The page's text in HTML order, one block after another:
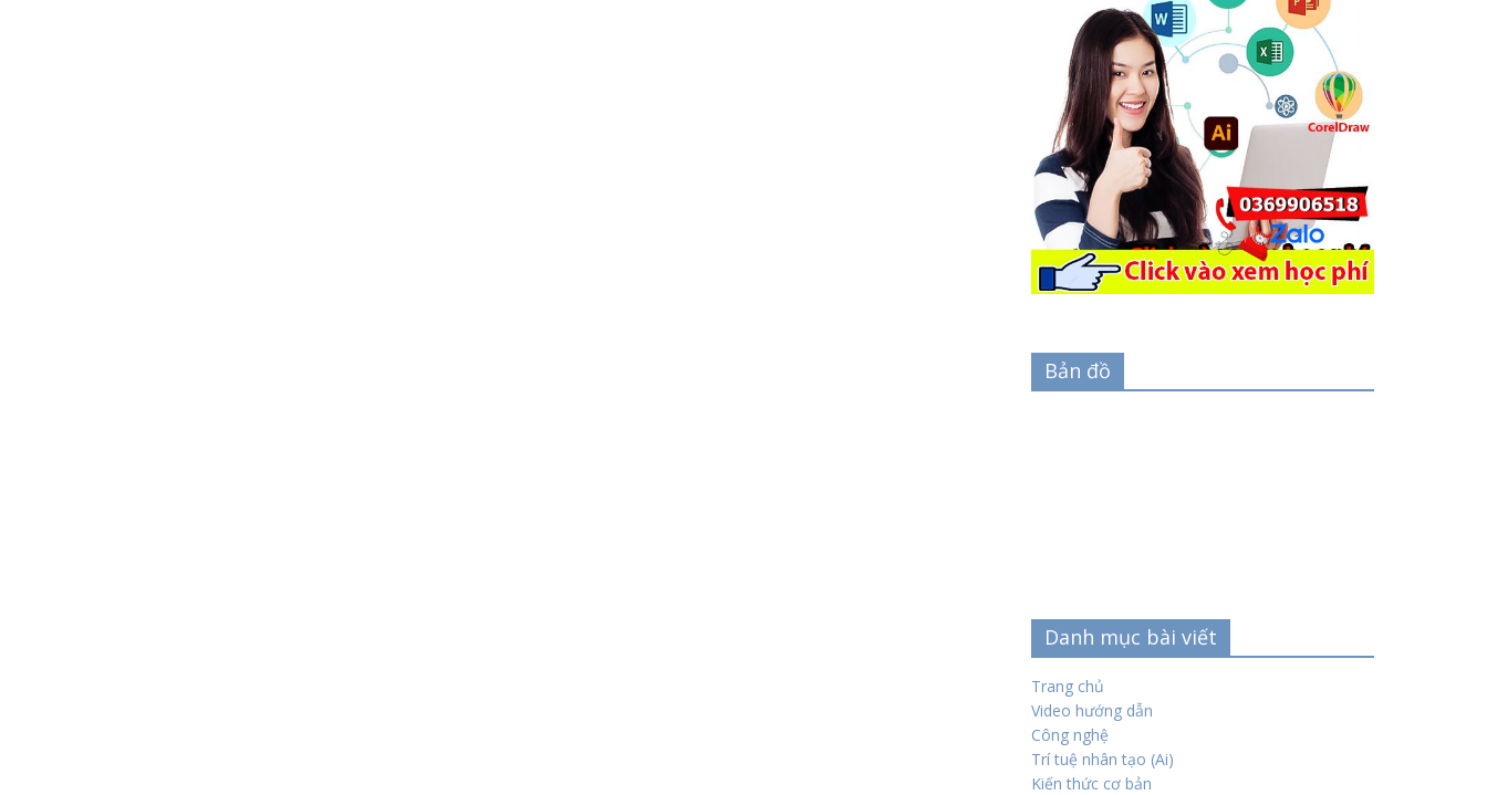
Bản đồ
Danh mục bài viết
Trang chủ
Video hướng dẫn
Công nghệ
Trí tuệ nhân tạo (Ai)
Kiến thức cơ bản